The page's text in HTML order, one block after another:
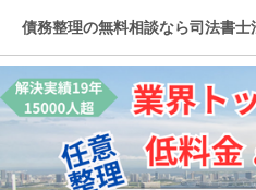
債務整理の無料相談なら司法書士